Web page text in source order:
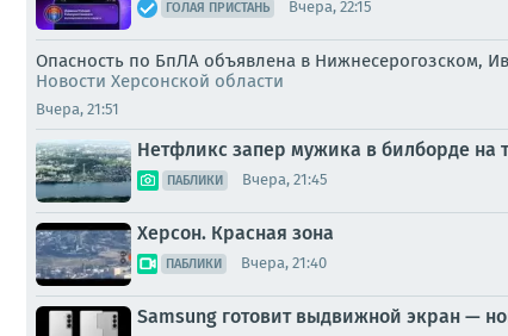
ГОЛАЯ ПРИСТАНЬ Вчера, 22:15
Опасность по БпЛА объявлена в Нижнесерогозском,
Новости Херсонской области
Вчера, 21:51
Нетфликс запер мужика в билборде на
ПАБЛИКИ Вчера, 21:45
Херсон. Красная зона
ПАБЛИКИ Вчера, 21:40
Samsung готовит выдвижной экран —